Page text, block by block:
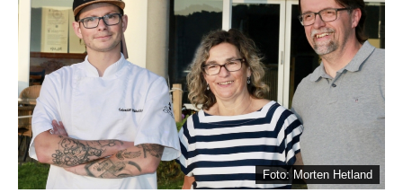
Foto: Morten Hetland